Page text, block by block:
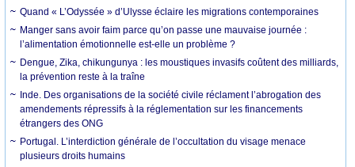
Quand « L’Odyssée » d’Ulysse éclaire les migrations contemporaines
Manger sans avoir faim parce qu’on passe une mauvaise journée :
l’alimentation émotionnelle est-elle un problème ?
Dengue, Zika, chikungunya : les moustiques invasifs coûtent des milliards,
la prévention reste à la traîne
Inde. Des organisations de la société civile réclament l’abrogation des
amendements répressifs à la réglementation sur les financements
étrangers des ONG
Portugal. L’interdiction générale de l’occultation du visage menace
plusieurs droits humains